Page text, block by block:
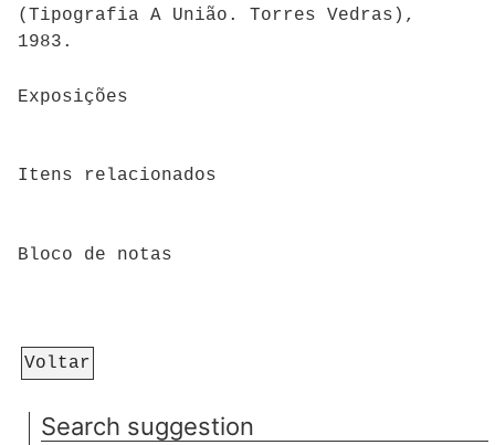
(Tipografia A União. Torres Vedras),
1983.
Exposições
Itens relacionados
Bloco de notas
Voltar
Search suggestion